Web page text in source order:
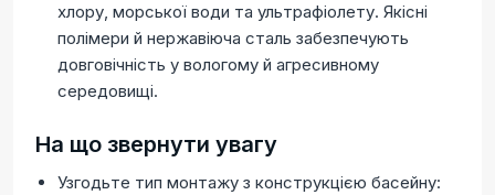
хлору, морської води та ультрафіолету. Якісні
полімери й нержавіюча сталь забезпечують
довговічність у вологому й агресивному
середовищі.
На що звернути увагу
Узгодьте тип монтажу з конструкцією басейну: